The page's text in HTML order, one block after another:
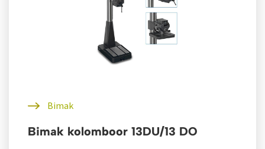
Bimak
Bimak kolomboor 13DU/13 DO